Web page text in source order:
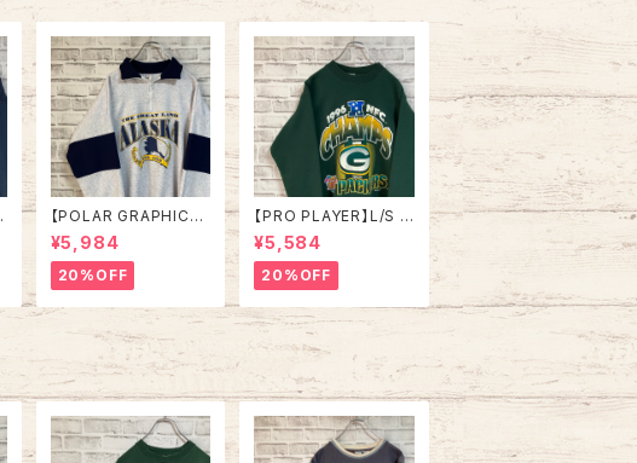
【POLAR GRAPHICS】
L/S HalfZip Sweat X
L Made in USA 90s
“ALASKA” スーベニア
ハーフジップスウェット
トレーナー アラスカ お
土産モノ vintage ヴィ
ンテージ アメリカ USA
¥5,984
20%OFF
【PRO PLAYER】L/S S
weat L相当 90s Mad
e in USA “PACKERS”
NFL チームモノ スウェ
ット トレーナー USA製
チームロゴ 1996 CHA
MPS 優勝記念 深緑 ア
メリカ USA 古着
¥5,584
20%OFF